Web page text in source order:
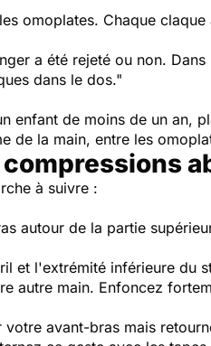
omoplates. Chaque
a été rejeté ou non.
dans le dos."
enfant de moins de un an,
de la main, entre les
à suivre :
autour de la partie
et l'extrémité inférieure du
autre main. Enfoncez
avant-bras mais